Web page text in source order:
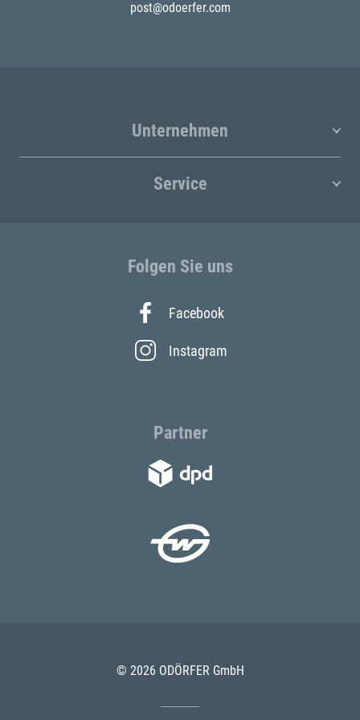
post@odoerfer.com
Unternehmen
Service
Folgen Sie uns
Facebook
Instagram
Partner
© 2026 ODÖRFER GmbH